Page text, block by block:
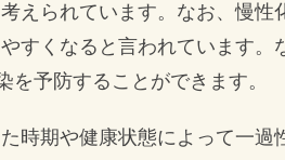
えられています。なお、慢性
すくなると言われています。
予防することができます。
時期や健康状態によって一過